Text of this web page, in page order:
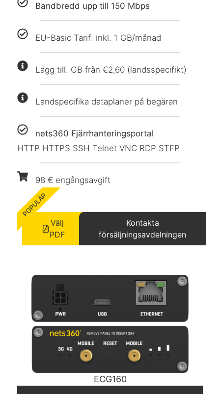
Bandbredd upp till 150 Mbps
EU-Basic Tarif: inkl. 1 GB/månad
Lägg till. GB från €2,60 (landsspecifikt)
Landspecifika dataplaner på begäran
nets360 Fjärrhanteringsportal
HTTP HTTPS SSH Telnet VNC RDP STFP
98 € engångsavgift
POPULÄR
Välj
PDF
Kontakta
försäljningsavdelningen
ECG160